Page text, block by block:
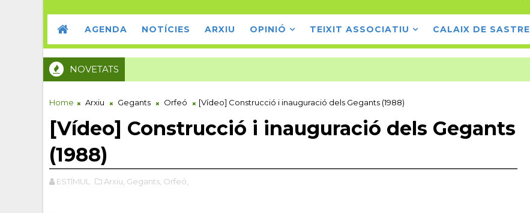
AGENDA NOTÍCIES ARXIU OPINIÓ TEIXIT ASSOCIATIU CALAIX DE SASTRE
NOVETATS
Home Arxiu Gegants Orfeó [Vídeo] Construcció i inauguració dels Gegants (1988)
[Vídeo] Construcció i inauguració dels Gegants
(1988)
ESTÍMUL Arxiu, Gegants, Orfeó,